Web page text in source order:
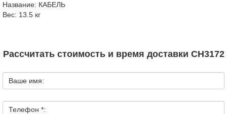
Название: КАБЕЛЬ
Вес: 13.5 кг
Рассчитать стоимость и время доставки CH3172
Ваше имя:
Телефон *: